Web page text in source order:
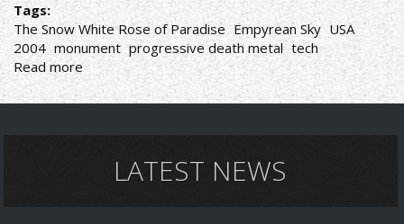
Tags:
The Snow White Rose of Paradise Empyrean Sky USA
2004 monument progressive death metal tech
Read moreabout
Empyrean
Sky-
WhiteLATEST NEWS